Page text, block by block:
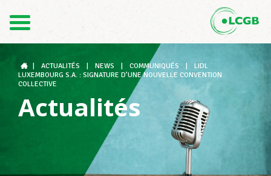
DE
Le LCGB
Structures syndicales
ACTUALITÉS NEWS COMMUNIQUÉS
LIDL
LUXEMBOURG S.A. : SIGNATURE D’UNE NOUVELLE CONVENTION
COLLECTIVE
Actualités